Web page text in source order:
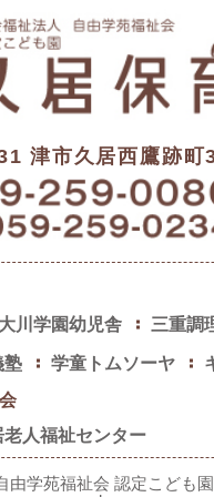
津市久居西鷹跡町
大川学園幼児舎 三重調
塾 学童トムソーヤ
老人福祉センター
由学苑福祉会 認定こども